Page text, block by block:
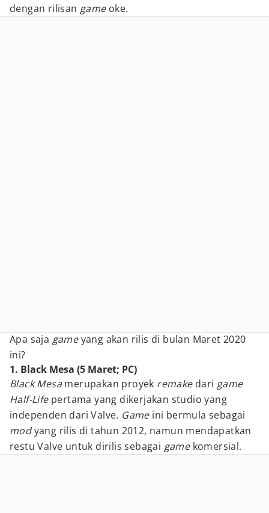
dengan rilisan gameoke.
Apa saja gameyang akan rilis di bulan Maret 2020
ini?
1. Black Mesa (5 Maret; PC)
Black Mesamerupakan proyek remakedari game
Half-Lifepertama yang dikerjakan studio yang
independen dari Valve. Gameini bermula sebagai
modyang rilis di tahun 2012, namun mendapatkan
restu Valve untuk dirilis sebagai gamekomersial.